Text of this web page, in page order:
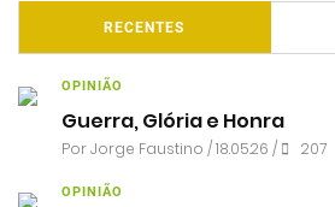
RECENTES
OPINIÃO
Guerra, Glória e Honra
PorJorge Faustino / 18.05.26 / 207
OPINIÃO